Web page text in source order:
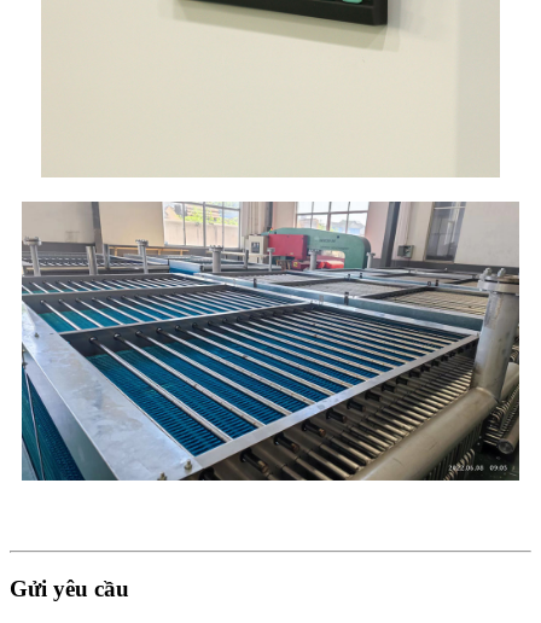
Gửi yêu cầu